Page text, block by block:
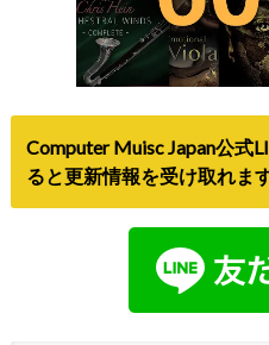
Computer Muisc Japan公式
ると更新情報を受け取れま